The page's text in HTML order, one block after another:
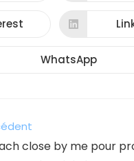
Ouvrir
WhatsApp
close by me pour